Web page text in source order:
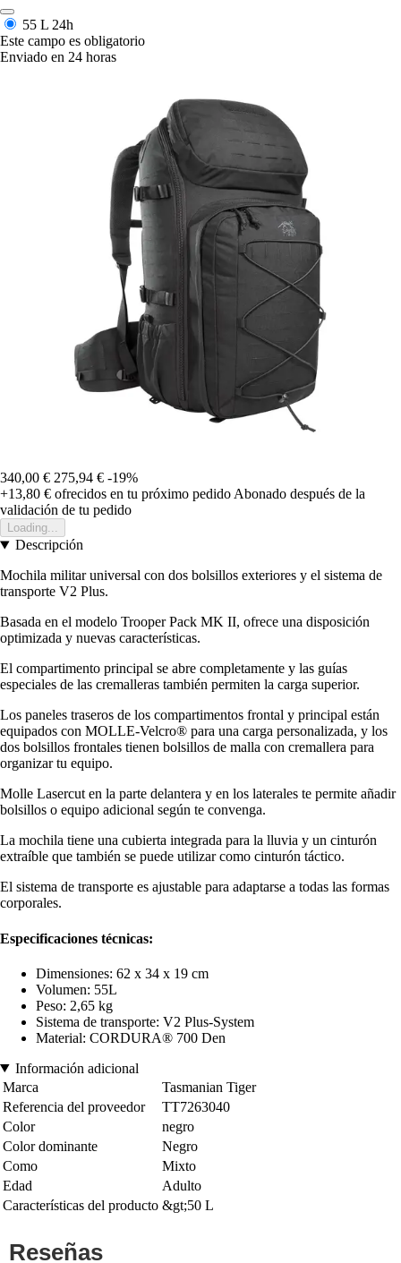
55 L 24h
Este campo es obligatorio
Enviado en 24 horas
340,00 € 275,94 € -19%
+13,80 € ofrecidos en tu próximo pedido Abonado después de la
validación de tu pedido
Loading...
Descripción
Mochila militar universal con dos bolsillos exteriores y el sistema de
transporte V2 Plus.
Basada en el modelo Trooper Pack MK II, ofrece una disposición
optimizada y nuevas características.
El compartimento principal se abre completamente y las guías
especiales de las cremalleras también permiten la carga superior.
Los paneles traseros de los compartimentos frontal y principal están
equipados con MOLLE-Velcro® para una carga personalizada, y los
dos bolsillos frontales tienen bolsillos de malla con cremallera para
organizar tu equipo.
Molle Lasercut en la parte delantera y en los laterales te permite añadir
bolsillos o equipo adicional según te convenga.
La mochila tiene una cubierta integrada para la lluvia y un cinturón
extraíble que también se puede utilizar como cinturón táctico.
El sistema de transporte es ajustable para adaptarse a todas las formas
corporales.
Especificaciones técnicas:
Dimensiones: 62 x 34 x 19 cm
Volumen: 55L
Peso: 2,65 kg
Sistema de transporte: V2 Plus-System
Material: CORDURA® 700 Den
Información adicional
Marca
Tasmanian Tiger
Referencia del proveedor
TT7263040
Color
negro
Color dominante
Negro
Como
Mixto
Edad
Adulto
Características del producto &gt;50 L